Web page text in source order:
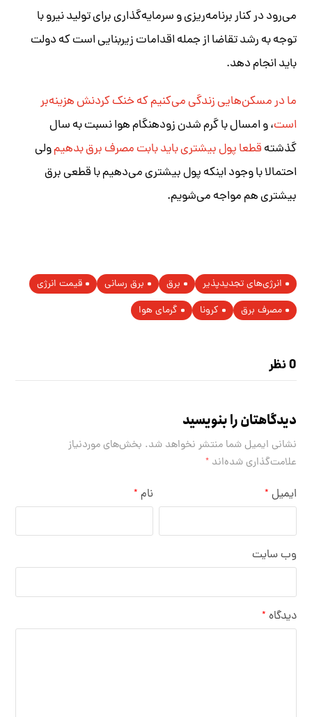
می‌رود در کنار برنامه‌ریزی و سرمایه‌گذاری برای تولید نیرو با
توجه به رشد تقاضا از جمله اقدامات زیربنایی است که دولت
باید انجام دهد.
ما در مسکن‌هایی زندگی می‌کنیم که خنک کردنش هزینه‌بر
است، و ‌امسال با گرم شدن زودهنگام هوا نسبت به سال
گذشتهقطعا پول بیشتری باید بابت مصرف برق بدهیمولی
احتمالا با وجود اینکه پول بیشتری می‌دهیم با قطعی برق
بیشتری هم مواجه می‌شویم.
انرژی‌های تجدیدپذیر برق برق رسانی
قیمت انرژی
مصرف برق
کرونا گرمای هوا
0 نظر
دیدگاهتان را بنویسید
نشانی ایمیل شما منتشر نخواهد شد. بخش‌های موردنیاز
علامت‌گذاری شده‌اند*
نام * ایمیل *
وب‌ سایت
دیدگاه *